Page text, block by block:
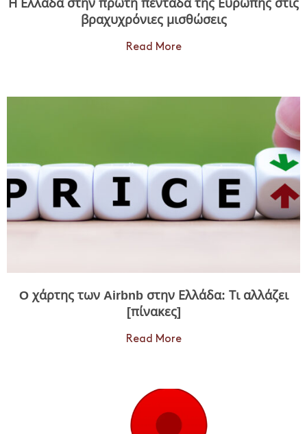
βραχυχρόνιες μισθώσεις
Read More
O χάρτης των Airbnb στην Ελλάδα: Τι αλλάζει
[πίνακες]
Read More